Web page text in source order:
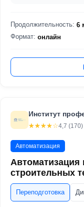
Продолжительность: 6
Формат: онлайн
Институт
☆☆☆☆☆
★★★★★4,7 (170)
Автоматизация
строительных
Переподготовка